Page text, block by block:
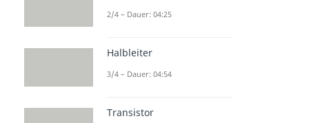
2/4 – Dauer: 04:25
Halbleiter
3/4 – Dauer: 04:54
Transistor